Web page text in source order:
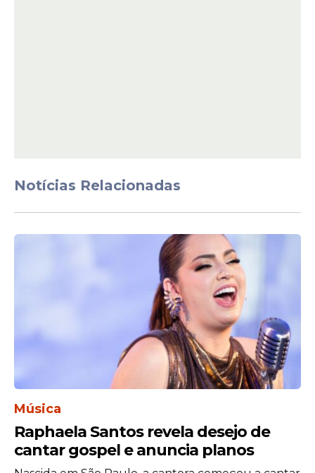
Notícias Relacionadas
Música
Raphaela Santos revela desejo de
cantar gospel e anuncia planos